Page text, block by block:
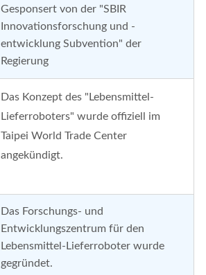
Gesponsert von der "SBIR
Innovationsforschung und -
entwicklung Subvention" der
Regierung
Das Konzept des "Lebensmittel-
Lieferroboters" wurde offiziell im
Taipei World Trade Center
angekündigt.
Das Forschungs- und
Entwicklungszentrum für den
Lebensmittel-Lieferroboter wurde
gegründet.